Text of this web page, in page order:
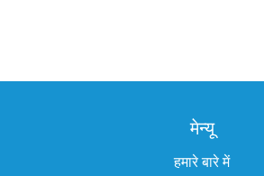
मेन्यू
हमारे बारे में